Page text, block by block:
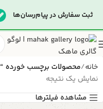
خانه محصولات برچسب خورده “stainless steel soap dispenser”
نمایش یک نتیجه
مشاهده فیلترها
ثبت سفارش در پیام‌رسان‌ها